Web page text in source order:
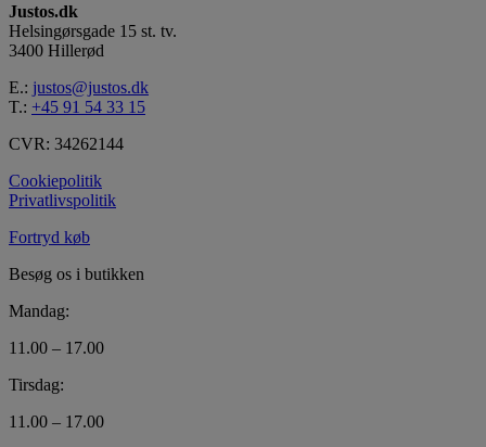
Justos.dk
Helsingørsgade 15 st. tv.
3400 Hillerød
E.: justos@justos.dk
T.: +45 91 54 33 15
CVR: 34262144
Cookiepolitik
Privatlivspolitik
Fortryd køb
Besøg os i butikken
Mandag:
11.00 – 17.00
Tirsdag:
11.00 – 17.00